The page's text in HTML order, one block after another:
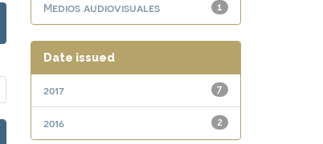
1
Medios audiovisuales
Date issued
7
2017
2
2016